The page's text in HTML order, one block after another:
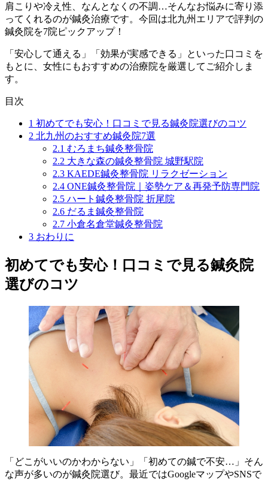
肩こりや冷え性、なんとなくの不調…そんなお悩みに寄り添
ってくれるのが鍼灸治療です。今回は北九州エリアで評判の
鍼灸院を7院ピックアップ！
「安心して通える」「効果が実感できる」といった口コミを
もとに、女性にもおすすめの治療院を厳選してご紹介しま
す。
目次
1 初めてでも安心！口コミで見る鍼灸院選びのコツ
2 北九州のおすすめ鍼灸院7選
2.1 むろまち鍼灸整骨院
2.2 大きな森の鍼灸整骨院 城野駅院
2.3 KAEDE鍼灸整骨院 リラクゼーション
2.4 ONE鍼灸整骨院｜姿勢ケア＆再発予防専門院
2.5 ハート鍼灸整骨院 折尾院
2.6 だるま鍼灸整骨院
2.7 小倉名倉堂鍼灸整骨院
3 おわりに
初めてでも安心！口コミで見る鍼灸院
選びのコツ
「どこがいいのかわからない」「初めての鍼で不安…」そん
な声が多いのが鍼灸院選び。最近ではGoogleマップやSNSで